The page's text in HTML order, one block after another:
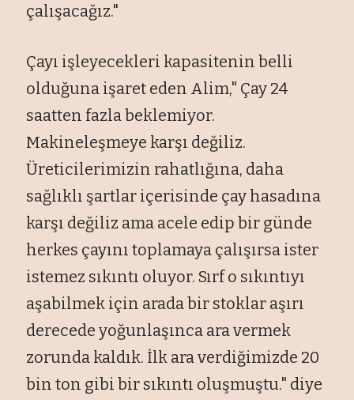
çalışacağız."
Çayı işleyecekleri kapasitenin belli
olduğuna işaret eden Alim," Çay 24
saatten fazla beklemiyor.
Makineleşmeye karşı değiliz.
Üreticilerimizin rahatlığına, daha
sağlıklı şartlar içerisinde çay hasadına
karşı değiliz ama acele edip bir günde
herkes çayını toplamaya çalışırsa ister
istemez sıkıntı oluyor. Sırf o sıkıntıyı
aşabilmek için arada bir stoklar aşırı
derecede yoğunlaşınca ara vermek
zorunda kaldık. İlk ara verdiğimizde 20
bin ton gibi bir sıkıntı oluşmuştu." diye